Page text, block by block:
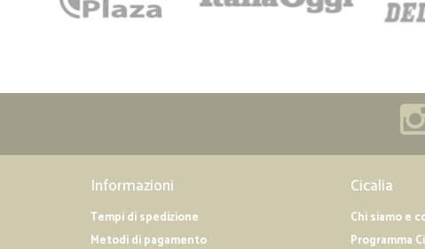
Informazioni
Tempi di spedizione
Metodi di pagamento
Cicalia
Chi siamo e
Programma